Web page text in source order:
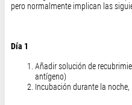
pero normalmente implican las
Día 1
Añadir solución de
antígeno)
Incubación durante la